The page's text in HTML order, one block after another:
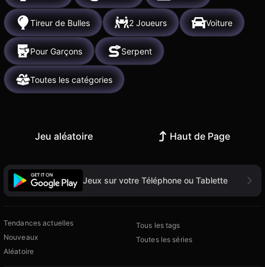
Tireur de Bulles 2 Joueurs Voiture
Pour Garçons Serpent
Toutes les catégories
Jeu aléatoire Haut de Page
Jeux sur votre Téléphone ou Tablette
Tendances actuelles
Nouveaux
Aléatoire
Tous les tags
Toutes les séries